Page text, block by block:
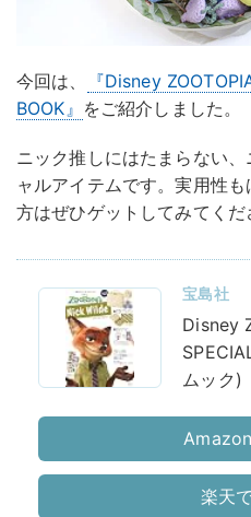
今回は、
『Disney
BOOK』 をご紹介しました。
ニック推しにはたまらない
ャルアイテムです。実用性
方はぜひゲットしてみてくだ
宝島社
Disney
ムック)
楽天